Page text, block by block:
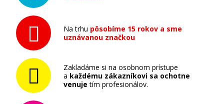
Na trhu pôsobíme 15 rokov a sme
uznávanou značkou
Zakladáme si na osobnom prístupe
a každému zákazníkovi sa ochotne
venuje tím profesionálov.